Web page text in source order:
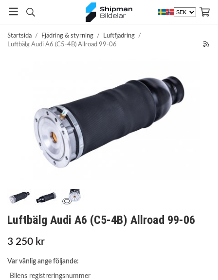
Startsida / Fjädring & styrning / Luftfjädring /
Luftbälg Audi A6 (C5-4B) Allroad 99-06
Luftbälg Audi A6 (C5-4B) Allroad 99-06
3 250 kr
Var vänlig ange följande:
Bilens registreringsnummer